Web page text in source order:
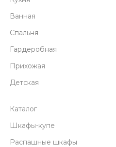
Ванная
Спальня
Гардеробная
Прихожая
Детская
Каталог
Шкафы-купе
Распашные шкафы